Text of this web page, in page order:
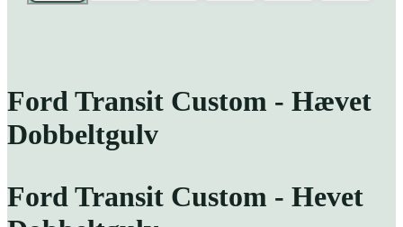
Ford Transit Custom - Hævet
Dobbeltgulv
Ford Transit Custom - Hevet